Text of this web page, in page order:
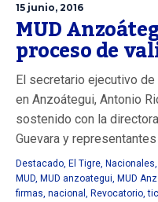
15 junio, 2016
MUD
proceso de
El secretario ejecutivo
en Anzoátegui, Antonio
sostenido con la
Guevara y
Destacado, El Tigre, Nacionales,
MUD, MUD anzoategui, MUD
firmas, nacional , Revocatorio,